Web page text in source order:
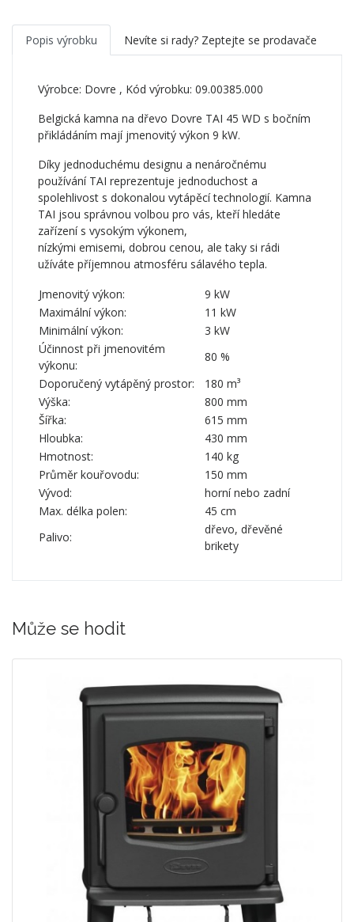
Popis výrobku Nevíte si rady? Zeptejte se prodavače
Výrobce: Dovre , Kód výrobku: 09.00385.000
Belgická kamna na dřevo Dovre TAI 45 WD s bočním
přikládáním mají jmenovitý výkon 9 kW.
Díky jednoduchému designu a nenáročnému
používání TAI reprezentuje jednoduchost a
spolehlivost s dokonalou vytápěcí technologií. Kamna
TAI jsou správnou volbou pro vás, kteří hledáte
zařízení s vysokým výkonem,
nízkými emisemi, dobrou cenou, ale taky si rádi
užíváte příjemnou atmosféru sálavého tepla.
Jmenovitý výkon:
9 kW
Maximální výkon:
11 kW
Minimální výkon:
3 kW
Účinnost při jmenovitém
výkonu:
80 %
Doporučený vytápěný prostor:
180 m³
Výška:
800 mm
Šířka:
615 mm
Hloubka:
430 mm
Hmotnost:
140 kg
Průměr kouřovodu:
150 mm
Vývod:
horní nebo zadní
Max. délka polen:
45 cm
Palivo:
dřevo, dřevěné
brikety
Může se hodit